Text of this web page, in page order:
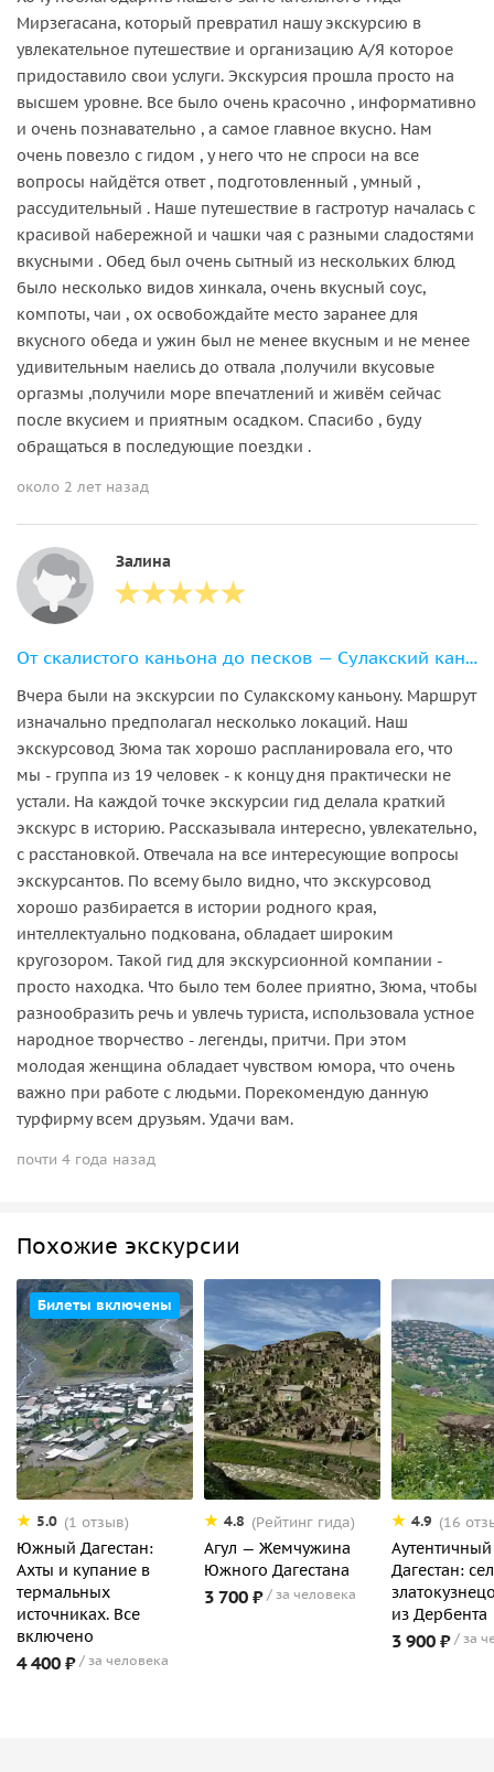
Мирзегасана, который превратил нашу экскурсию в
увлекательное путешествие и организацию А/Я которое
придоставило свои услуги. Экскурсия прошла просто на
высшем уровне. Все было очень красочно , информативно
и очень познавательно , а самое главное вкусно. Нам
очень повезло с гидом , у него что не спроси на все
вопросы найдётся ответ , подготовленный , умный ,
рассудительный . Наше путешествие в гастротур началась с
красивой набережной и чашки чая с разными сладостями
вкусными . Обед был очень сытный из нескольких блюд
было несколько видов хинкала, очень вкусный соус,
компоты, чаи , ох освобождайте место заранее для
вкусного обеда и ужин был не менее вкусным и не менее
удивительным наелись до отвала ,получили вкусовые
оргазмы ,получили море впечатлений и живём сейчас
после вкусием и приятным осадком. Спасибо , буду
обращаться в последующие поездки .
около 2 лет назад
Залина
От скалистого каньона до песков — Сулакский каньон и бархан Сарыкум
Вчера были на экскурсии по Сулакскому каньону. Маршрут
изначально предполагал несколько локаций. Наш
экскурсовод Зюма так хорошо распланировала его, что
мы - группа из 19 человек - к концу дня практически не
устали. На каждой точке экскурсии гид делала краткий
экскурс в историю. Рассказывала интересно, увлекательно,
с расстановкой. Отвечала на все интересующие вопросы
экскурсантов. По всему было видно, что экскурсовод
хорошо разбирается в истории родного края,
интеллектуально подкована, обладает широким
кругозором. Такой гид для экскурсионной компании -
просто находка. Что было тем более приятно, Зюма, чтобы
разнообразить речь и увлечь туриста, использовала устное
народное творчество - легенды, притчи. При этом
молодая женщина обладает чувством юмора, что очень
важно при работе с людьми. Порекомендую данную
турфирму всем друзьям. Удачи вам.
почти 4 года назад
Похожие экскурсии
Билеты включены
5.0 (1 отзыв)
Южный Дагестан:
Ахты и купание в
термальных
источниках. Все
включено
4 400 ₽ за человека
4.8 (Рейтинг гида)
Агул — Жемчужина
Южного Дагестана
3 700 ₽ за человека
4.9 (16
Аутентичный
Дагестан:
из Дербента
3 900 ₽ за